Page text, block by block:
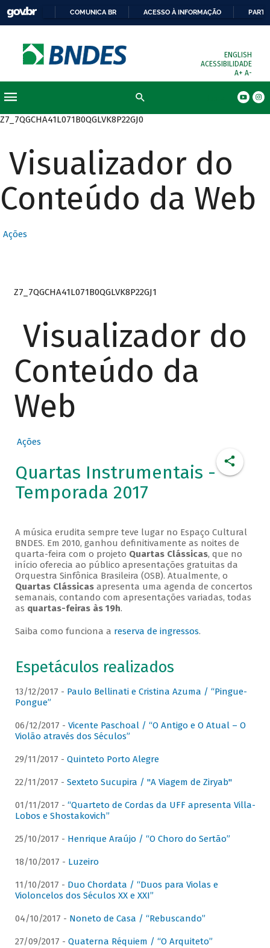
COMUNICA BR ACESSO À INFORMAÇÃO
ENGLISH
ACESSIBILIDADE
A+ A-
Z7_7QGCHA41L071B0QGLVK8P22GJ0
Visualizador do
Conteúdo da Web
Ações
Z7_7QGCHA41L071B0QGLVK8P22GJ1
Visualizador do
Conteúdo da
Web
Ações
Quartas Instrumentais -
Temporada 2017
A música erudita sempre teve lugar no Espaço Cultural
BNDES. Em 2010, ganhou definitivamente as noites de
quarta-feira com o projeto Quartas Clássicas, que no
início oferecia ao público apresentações gratuitas da
Orquestra Sinfônica Brasileira (OSB). Atualmente, o
Quartas Clássicasapresenta uma agenda de concertos
semanais, contando com apresentações variadas, todas
as quartas-feiras às 19h.
Saiba como funciona a reserva de ingressos.
Espetáculos realizados
13/12/2017 - Paulo Bellinati e Cristina Azuma / “Pingue-
Pongue”
06/12/2017 - Vicente Paschoal / “O Antigo e O Atual – O
Violão através dos Séculos”
29/11/2017 - Quinteto Porto Alegre
22/11/2017 - Sexteto Sucupira / "A Viagem de Ziryab"
01/11/2017 - “Quarteto de Cordas da UFF apresenta Villa-
Lobos e Shostakovich”
25/10/2017 - Henrique Araújo / “O Choro do Sertão”
18/10/2017 - Luzeiro
11/10/2017 - Duo Chordata / “Duos para Violas e
Violoncelos dos Séculos XX e XXI”
04/10/2017 - Noneto de Casa / “Rebuscando”
27/09/2017 - Quaterna Réquiem / “O Arquiteto”